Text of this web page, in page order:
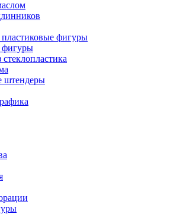
фигуры
штендеры